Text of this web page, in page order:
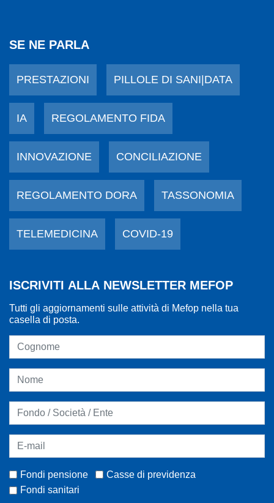
SE NE PARLA
PRESTAZIONI PILLOLE DI SANI|DATA
IA REGOLAMENTO FIDA
INNOVAZIONE CONCILIAZIONE
REGOLAMENTO DORA TASSONOMIA
TELEMEDICINA COVID-19
ISCRIVITI ALLA NEWSLETTER MEFOP
Tutti gli aggiornamenti sulle attività di Mefop nella tua
casella di posta.
Fondi pensione
Casse di previdenza
Fondi sanitari